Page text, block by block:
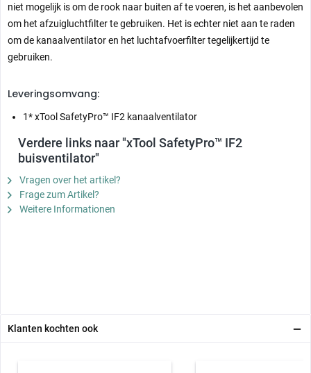
niet mogelijk is om de rook naar buiten af te voeren, is het aanbevolen
om het afzuigluchtfilter te gebruiken. Het is echter niet aan te raden
om de kanaalventilator en het luchtafvoerfilter tegelijkertijd te
gebruiken.
Leveringsomvang:
1* xTool SafetyPro™ IF2 kanaalventilator
Verdere links naar "xTool SafetyPro™ IF2
buisventilator"
Vragen over het artikel?
Frage zum Artikel?
Weitere Informationen
Klanten kochten ook